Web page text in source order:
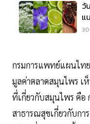
วั
แ
กรมการแพทย์แผนไท
มูลค่าตลาดสมุนไพร เห็
ที่เกี่ยวกับสมุนไพร คือ
สาธารณสุขเกี่ยวกับก